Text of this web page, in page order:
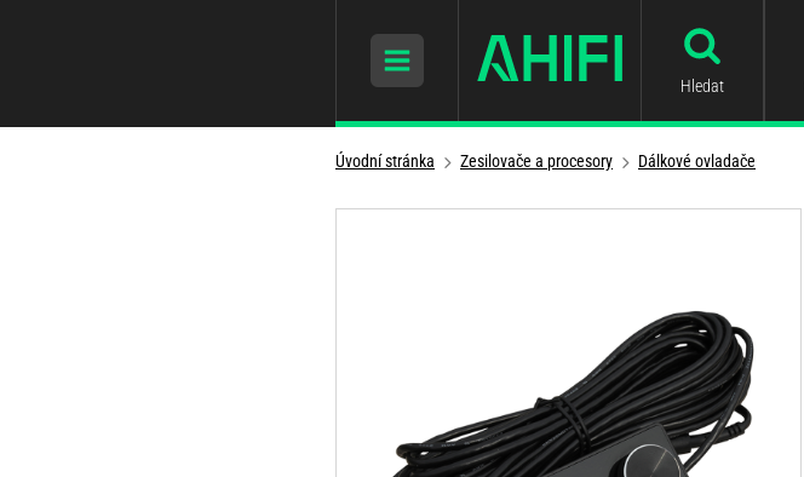
Hledat
Úvodní stránka Zesilovače a procesory Dálkové ovladače